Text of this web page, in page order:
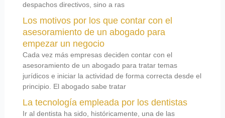
despachos directivos, sino a ras
Los motivos por los que contar con el
asesoramiento de un abogado para
empezar un negocio
Cada vez más empresas deciden contar con el
asesoramiento de un abogado para tratar temas
jurídicos e iniciar la actividad de forma correcta desde el
principio. El abogado sabe tratar
La tecnología empleada por los dentistas
Ir al dentista ha sido, históricamente, una de las